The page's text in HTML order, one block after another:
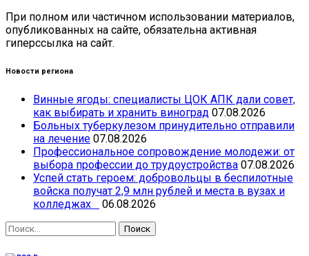
При полном или частичном использовании материалов,
опубликованных на сайте, обязательна активная
гиперссылка на сайт.
Новости региона
Винные ягоды: специалисты ЦОК АПК дали совет,
как выбирать и хранить виноград 07.08.2026
Больных туберкулезом принудительно отправили
на лечение 07.08.2026
Профессиональное сопровождение молодежи: от
выбора профессии до трудоустройства 07.08.2026
Успей стать героем: добровольцы в беспилотные
войска получат 2,9 млн рублей и места в вузах и
колледжах
06.08.2026
Найти: